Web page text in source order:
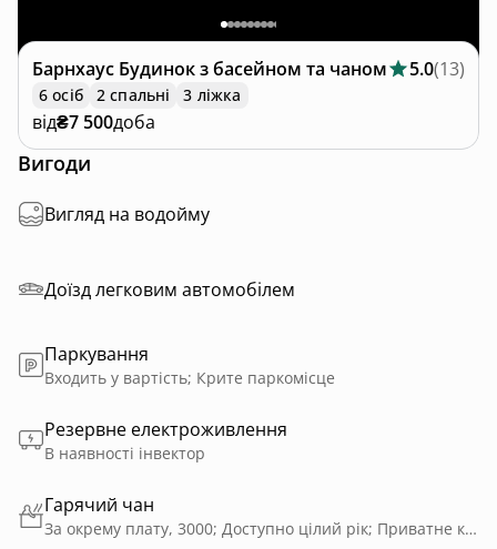
Барнхаус Будинок з басейном та чаном 5.0(13)
6 осіб 2 спальні 3 ліжка
від₴7 500доба
Вигоди
Вигляд на водойму
Доїзд легковим автомобілем
Паркування
Входить у вартість; Крите паркомісце
Резервне електроживлення
В наявності інвектор
Гарячий чан
За окрему плату, 3000; Доступно цілий рік; Приватне користування; На дровах; Чан-джакузі із травами